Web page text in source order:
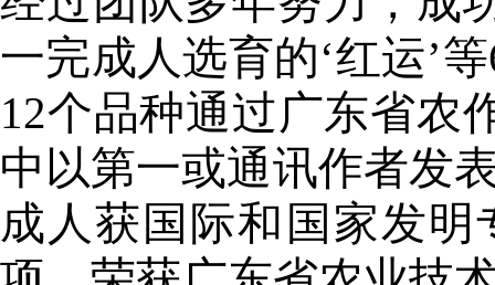
一完成人选育的‘红运’等
12个品种通过广东省农
中以第一或通讯作者发
成人获国际和国家发